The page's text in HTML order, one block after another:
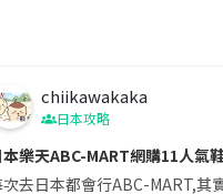
chiikawakaka
日本攻略
樂天ABC-MART網購11人氣
去日本都會行ABC-MART,其